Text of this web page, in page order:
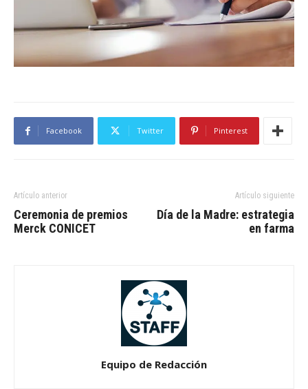
Facebook Twitter Pinterest
Artículo anterior
Ceremonia de premios
Merck CONICET
Artículo siguiente
Día de la Madre: estrategia
en farma
Equipo de Redacción